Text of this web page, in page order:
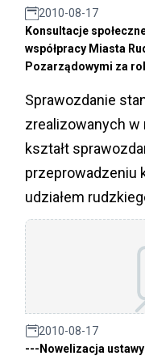
2010-08-17
Konsultacje
współpracy Miasta
Pozarządowymi za
Sprawozdanie
zrealizowanych
kształt
przeprowadzeniu
udziałem
2010-08-17
---Nowelizacja